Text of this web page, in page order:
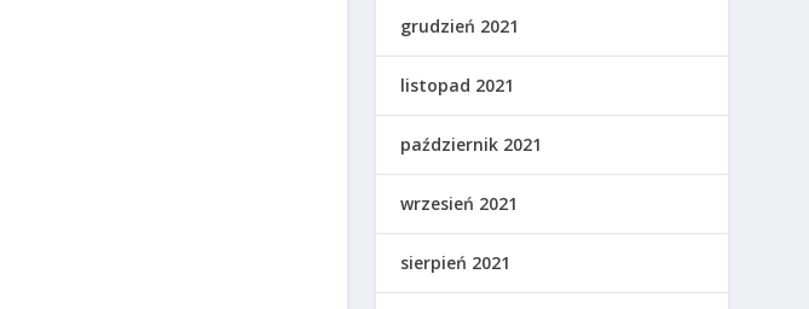
grudzień 2021
listopad 2021
październik 2021
wrzesień 2021
sierpień 2021